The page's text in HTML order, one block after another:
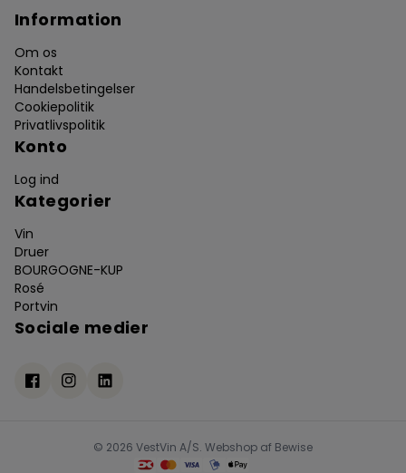
Information
Om os
Kontakt
Handelsbetingelser
Cookiepolitik
Privatlivspolitik
Konto
Log ind
Kategorier
Vin
Druer
BOURGOGNE-KUP
Rosé
Portvin
Sociale medier
© 2026 VestVin A/S. Webshop af Bewise